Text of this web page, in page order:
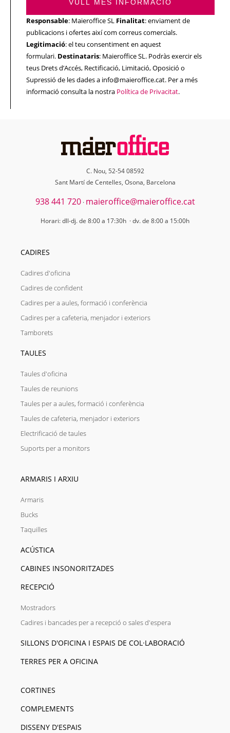
VULL MÉS INFORMACIÓ
Responsable: Maieroffice SL Finalitat: enviament de
publicacions i ofertes així com correus comercials.
Legitimació: el teu consentiment en aquest
formulari. Destinataris: Maieroffice SL. Podràs exercir els
teus Drets d’Accés, Rectificació, Limitació, Oposició o
Supressió de les dades a info@maieroffice.cat. Per a més
informació consulta la nostra Política de Privacitat.
C. Nou, 52-54 08592
Sant Martí de Centelles, Osona, Barcelona
938 441 720· maieroffice@maieroffice.cat
Horari: dll-dj. de 8:00 a 17:30h · dv. de 8:00 a 15:00h
CADIRES
Cadires d'oficina
Cadires de confident
Cadires per a aules, formació i conferència
Cadires per a cafeteria, menjador i exteriors
Tamborets
TAULES
Taules d'oficina
Taules de reunions
Taules per a aules, formació i conferència
Taules de cafeteria, menjador i exteriors
Electrificació de taules
Suports per a monitors
ARMARIS I ARXIU
Armaris
Bucks
Taquilles
ACÚSTICA
CABINES INSONORITZADES
RECEPCIÓ
Mostradors
Cadires i bancades per a recepció o sales d'espera
SILLONS D'OFICINA I ESPAIS DE COL·LABORACIÓ
TERRES PER A OFICINA
CORTINES
COMPLEMENTS
DISSENY D'ESPAIS